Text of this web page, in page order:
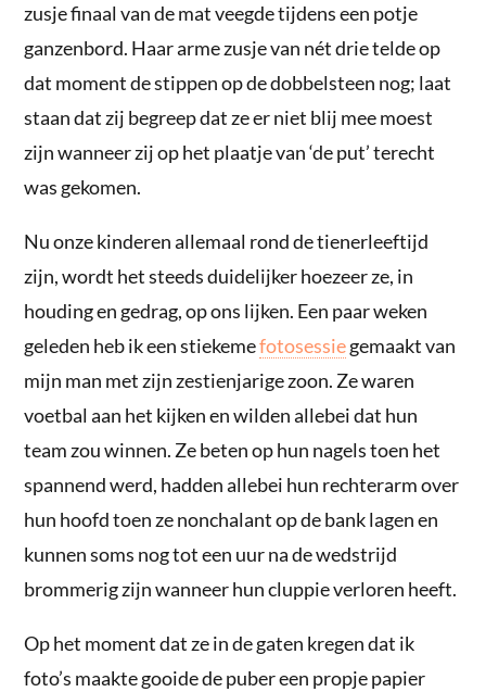
zusje finaal van de mat veegde tijdens een potje
ganzenbord. Haar arme zusje van nét drie telde op
dat moment de stippen op de dobbelsteen nog; laat
staan dat zij begreep dat ze er niet blij mee moest
zijn wanneer zij op het plaatje van ‘de put’ terecht
was gekomen.
Nu onze kinderen allemaal rond de tienerleeftijd
zijn, wordt het steeds duidelijker hoezeer ze, in
houding en gedrag, op ons lijken. Een paar weken
geleden heb ik een stiekemefotosessiegemaakt van
mijn man met zijn zestienjarige zoon. Ze waren
voetbal aan het kijken en wilden allebei dat hun
team zou winnen. Ze beten op hun nagels toen het
spannend werd, hadden allebei hun rechterarm over
hun hoofd toen ze nonchalant op de bank lagen en
kunnen soms nog tot een uur na de wedstrijd
brommerig zijn wanneer hun cluppie verloren heeft.
Op het moment dat ze in de gaten kregen dat ik
foto’s maakte gooide de puber een propje papier